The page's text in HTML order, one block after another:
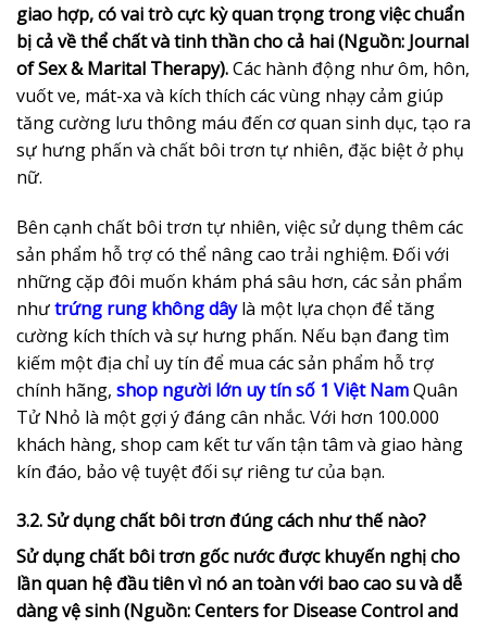
giao hợp, có vai trò cực kỳ quan trọng trong việc chuẩn
bị cả về thể chất và tinh thần cho cả hai (Nguồn: Journal
of Sex & Marital Therapy).Các hành động như ôm, hôn,
vuốt ve, mát-xa và kích thích các vùng nhạy cảm giúp
tăng cường lưu thông máu đến cơ quan sinh dục, tạo ra
sự hưng phấn và chất bôi trơn tự nhiên, đặc biệt ở phụ
nữ.
Bên cạnh chất bôi trơn tự nhiên, việc sử dụng thêm các
sản phẩm hỗ trợ có thể nâng cao trải nghiệm. Đối với
những cặp đôi muốn khám phá sâu hơn, các sản phẩm
nhưtrứng rung không dâylà một lựa chọn để tăng
cường kích thích và sự hưng phấn. Nếu bạn đang tìm
kiếm một địa chỉ uy tín để mua các sản phẩm hỗ trợ
chính hãng, shop người lớn uy tín số 1 Việt NamQuân
Tử Nhỏ là một gợi ý đáng cân nhắc. Với hơn 100.000
khách hàng, shop cam kết tư vấn tận tâm và giao hàng
kín đáo, bảo vệ tuyệt đối sự riêng tư của bạn.
3.2. Sử dụng chất bôi trơn đúng cách như thế nào?
Sử dụng chất bôi trơn gốc nước được khuyến nghị cho
lần quan hệ đầu tiên vì nó an toàn với bao cao su và dễ
dàng vệ sinh (Nguồn: Centers for Disease Control and